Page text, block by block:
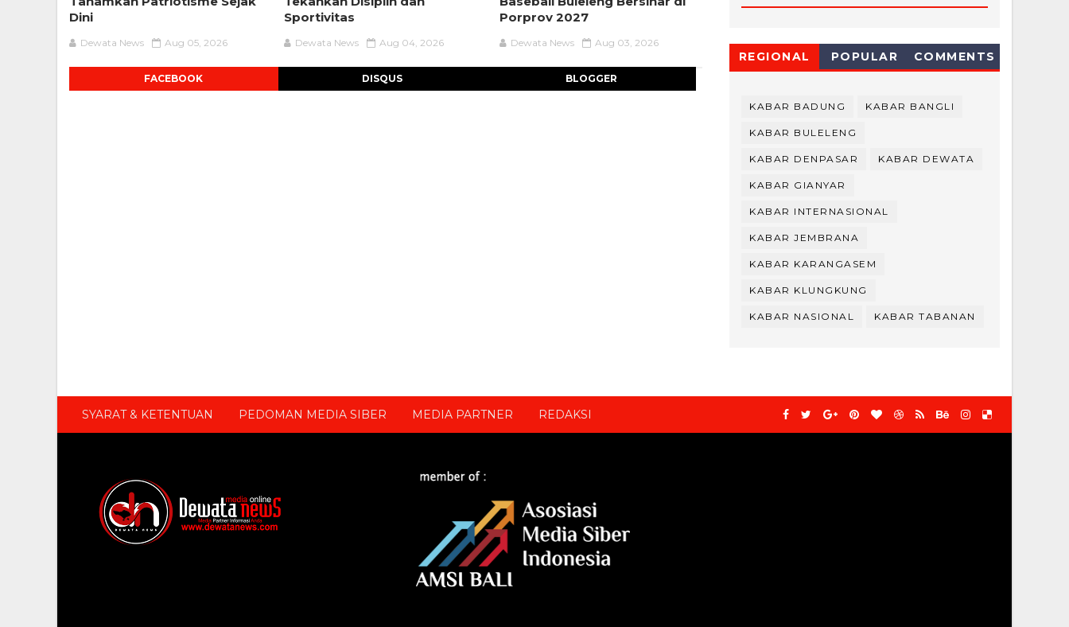
Dini
Dewata News Aug 05, 2026
Sportivitas
Dewata News Aug 04, 2026
Porprov 2027
Dewata News Aug 03, 2026
FACEBOOK DISQUS BLOGGER
REGIONAL POPULAR COMMENTS
KABAR BADUNG KABAR BANGLI
KABAR BULELENG
KABAR DENPASAR KABAR DEWATA
KABAR GIANYAR
KABAR INTERNASIONAL
KABAR JEMBRANA
KABAR KARANGASEM
KABAR KLUNGKUNG
KABAR NASIONAL KABAR TABANAN
SYARAT & KETENTUAN PEDOMAN MEDIA SIBER MEDIA PARTNER REDAKSI